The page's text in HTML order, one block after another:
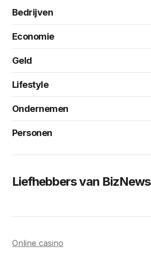
Bedrijven
Economie
Geld
Lifestyle
Ondernemen
Personen
Liefhebbers van BizNews
Online casino